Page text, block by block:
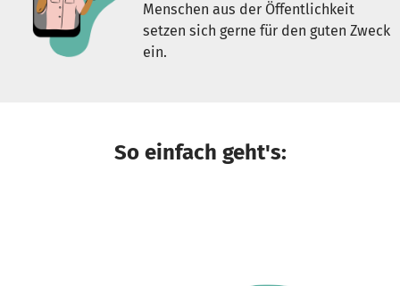
Menschen aus der Öffentlichkeit
setzen sich gerne für den guten Zweck
ein.
So einfach geht's: